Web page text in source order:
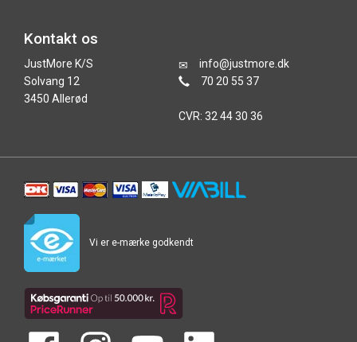
Kontakt os
JustMore K/S
Solvang 12
3450 Allerød
info@justmore.dk
70 20 55 37
CVR: 32 44 30 36
Vi er e-mærke godkendt